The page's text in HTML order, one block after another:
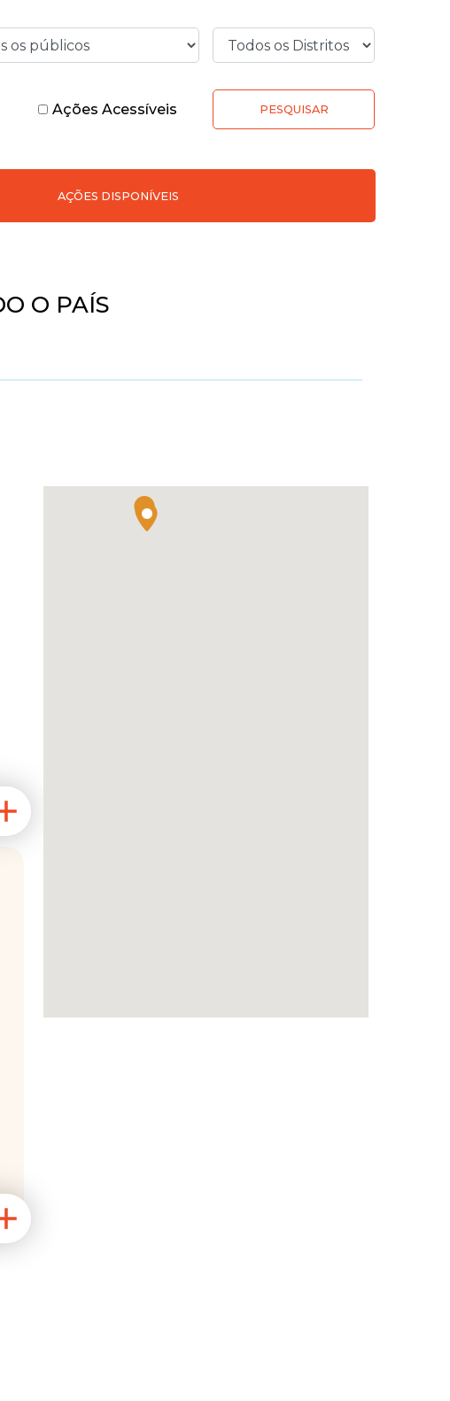
Ações Acessíveis PESQUISAR
AÇÕES DISPONÍVEIS
O PAÍS